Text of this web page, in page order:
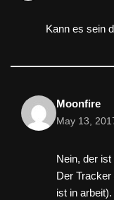
Kann es sein
Moonfire
May 13,
Nein, der ist
Der
ist in arbeit).